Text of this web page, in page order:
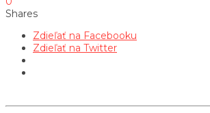
Shares
Zdieľať na Facebooku
Zdieľať na Twitter